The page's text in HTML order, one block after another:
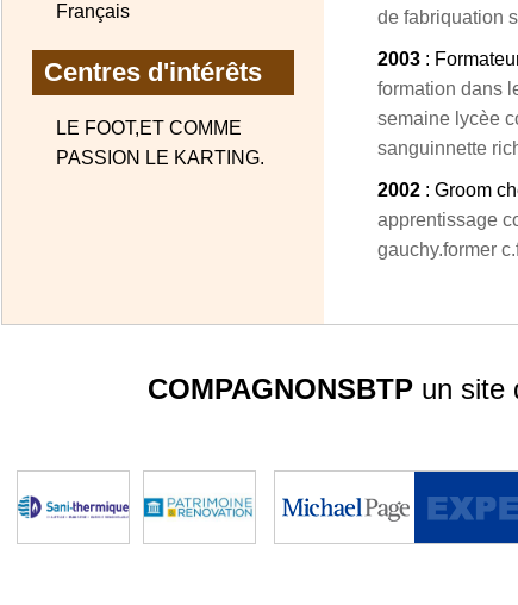
Français
Centres d'intérêts
LE FOOT,ET COMME
PASSION LE KARTING.
de fabriquation
2003 :
formation dans
semaine lycèe
sanguinnette
2002 : Groom
apprentissage
gauchy.former
COMPAGNONSBTP un site